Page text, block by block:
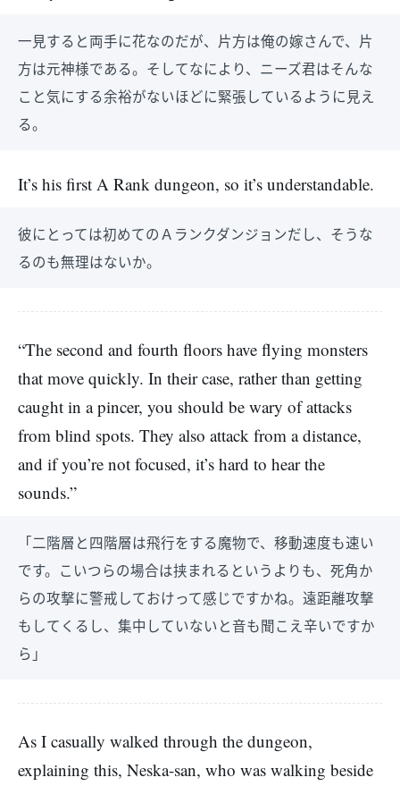
一見すると両手に花なのだが、片方は俺の嫁さんで、片
方は元神様である。そしてなにより、ニーズ君はそんな
こと気にする余裕がないほどに緊張しているように見え
る。
It’s his first A Rank dungeon, so it’s understandable.
彼にとっては初めてのＡランクダンジョンだし、そうな
るのも無理はないか。
“The second and fourth floors have flying monsters
that move quickly. In their case, rather than getting
caught in a pincer, you should be wary of attacks
from blind spots. They also attack from a distance,
and if you’re not focused, it’s hard to hear the
sounds.”
「二階層と四階層は飛行をする魔物で、移動速度も速い
です。こいつらの場合は挟まれるというよりも、死角か
らの攻撃に警戒しておけって感じですかね。遠距離攻撃
もしてくるし、集中していないと音も聞こえ辛いですか
ら」
As I casually walked through the dungeon,
explaining this, Neska-san, who was walking beside